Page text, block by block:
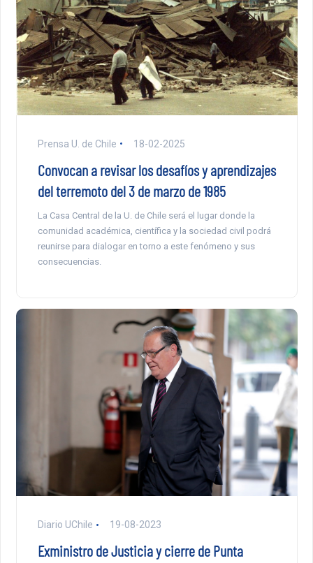
Prensa U. de Chile 18-02-2025
Convocan a revisar los desafíos y aprendizajes
del terremoto del 3 de marzo de 1985
La Casa Central de la U. de Chile será el lugar donde la
comunidad académica, científica y la sociedad civil podrá
reunirse para dialogar en torno a este fenómeno y sus
consecuencias.
Diario UChile 19-08-2023
Exministro de Justicia y cierre de Punta